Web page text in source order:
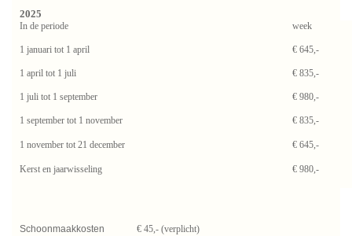
2025
In de periode week
1 januari tot 1 april € 645,-
1 april tot 1 juli € 835,-
1 juli tot 1 september € 980,-
1 september tot 1 november € 835,-
1 november tot 21 december € 645,-
Kerst en jaarwisseling € 980,-
Schoonmaakkosten
€ 45,- (verplicht)